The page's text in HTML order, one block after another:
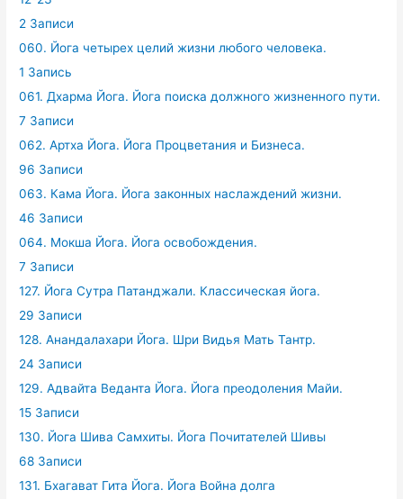
2 Записи
060. Йога четырех целий жизни любого человека.
1 Запись
061. Дхарма Йога. Йога поиска должного жизненного пути.
7 Записи
062. Артха Йога. Йога Процветания и Бизнеса.
96 Записи
063. Кама Йога. Йога законных наслаждений жизни.
46 Записи
064. Мокша Йога. Йога освобождения.
7 Записи
127. Йога Сутра Патанджали. Классическая йога.
29 Записи
128. Анандалахари Йога. Шри Видья Мать Тантр.
24 Записи
129. Адвайта Веданта Йога. Йога преодоления Майи.
15 Записи
130. Йога Шива Самхиты. Йога Почитателей Шивы
68 Записи
131. Бхагават Гита Йога. Йога Война долга